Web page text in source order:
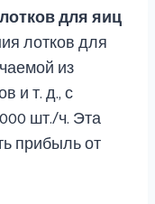
для яиц
лотков для
из
и т. д., с
шт./ч. Эта
прибыль от